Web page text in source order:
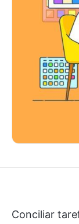
Conciliar